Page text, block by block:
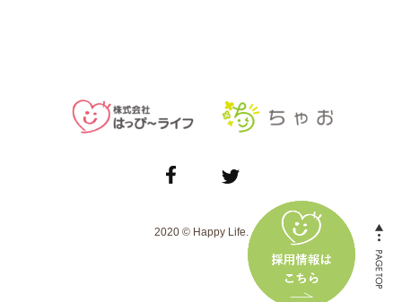
2020 © Happy Life.